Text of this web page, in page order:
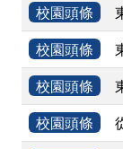
校園頭條
校園頭條
校園頭條
校園頭條